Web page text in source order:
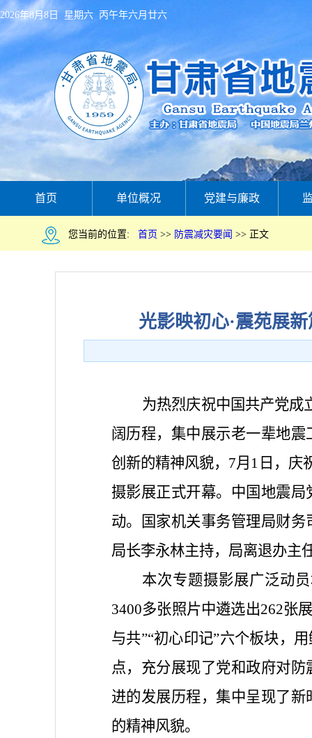
2026年8月8日 星期六 丙午年六月廿六
首页 单位概况 党建与廉政
您当前的位置: 首页 >> 防震减灾要闻 >> 正文
光影映初心·震苑展
为热烈庆祝中国共产党成
阔历程，集中展示老一辈地
创新的精神风貌，7月1日，庆
摄影展正式开幕。中国地震
动。国家机关事务管理局财
局长李永林主持，局离退办主
本次专题摄影展广泛动
3400多张照片中遴选出262张
与共”“初心印记”六个板块，
点，充分展现了党和政府对
进的发展历程，集中呈现了
的精神风貌。